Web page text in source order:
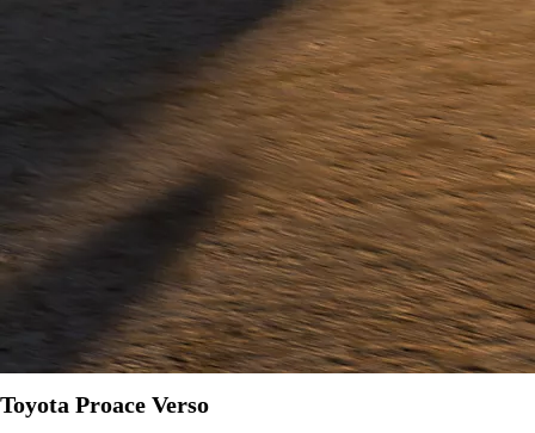
Toyota Proace Verso